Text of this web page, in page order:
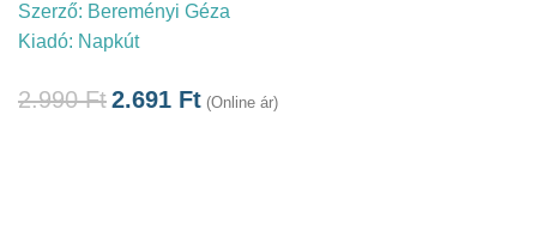
Szerző: Bereményi Géza
Kiadó: Napkút
2.990Ft2.691 Ft (Online ár)